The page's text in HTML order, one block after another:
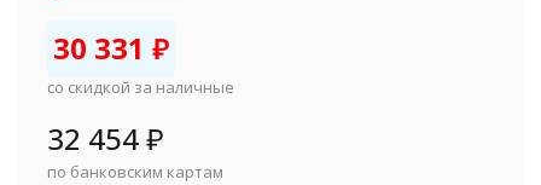
30 331 ₽
со скидкой за наличные
32 454₽
по банковским картам